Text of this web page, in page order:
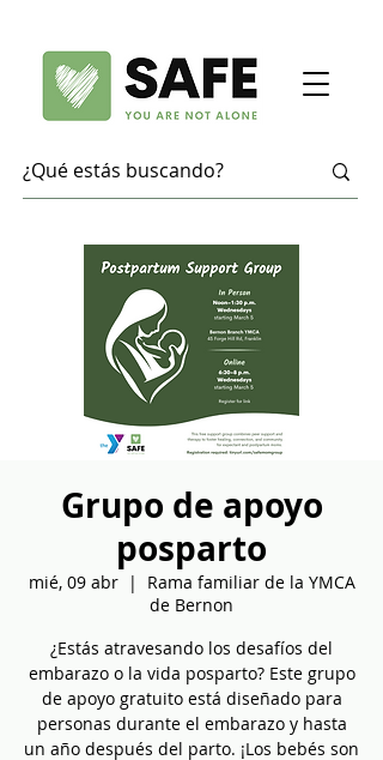
Grupo de apoyo
posparto
mié, 09 abr
  |
Rama familiar de la YMCA
de Bernon
¿Estás atravesando los desafíos del
embarazo o la vida posparto? Este grupo
de apoyo gratuito está diseñado para
personas durante el embarazo y hasta
un año después del parto. ¡Los bebés son